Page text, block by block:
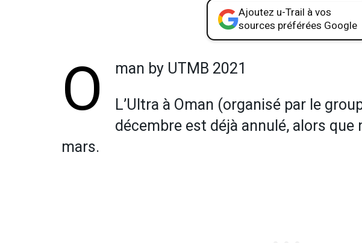
Ajoutez u-Trail à vos
sources préférées Google
O
man by UTMB 2021
L’Ultra à Oman (organisé par le
décembre est déjà annulé, alors que
mars.